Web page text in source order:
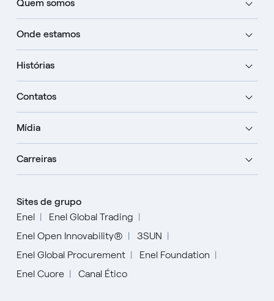
Quem somos
Onde estamos
Histórias
Contatos
Mídia
Carreiras
Sites de grupo
Enel
Enel Global Trading
Enel Open Innovability®
3SUN
Enel Global Procurement
Enel Foundation
Enel Cuore
Canal Ético